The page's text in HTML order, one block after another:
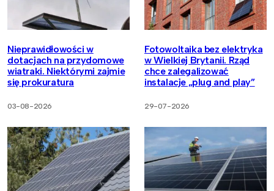
Nieprawidłowości w
dotacjach na przydomowe
wiatraki. Niektórymi zajmie
się prokuratura
03-08-2026
Fotowoltaika bez elektryka
w Wielkiej Brytanii. Rząd
chce zalegalizować
instalacje „plug and play”
29-07-2026